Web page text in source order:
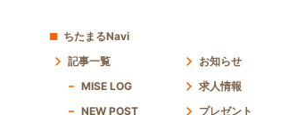
ちたまるNavi
記事一覧
MISE LOG
NEW POST
お知らせ
求人情報
プレゼント